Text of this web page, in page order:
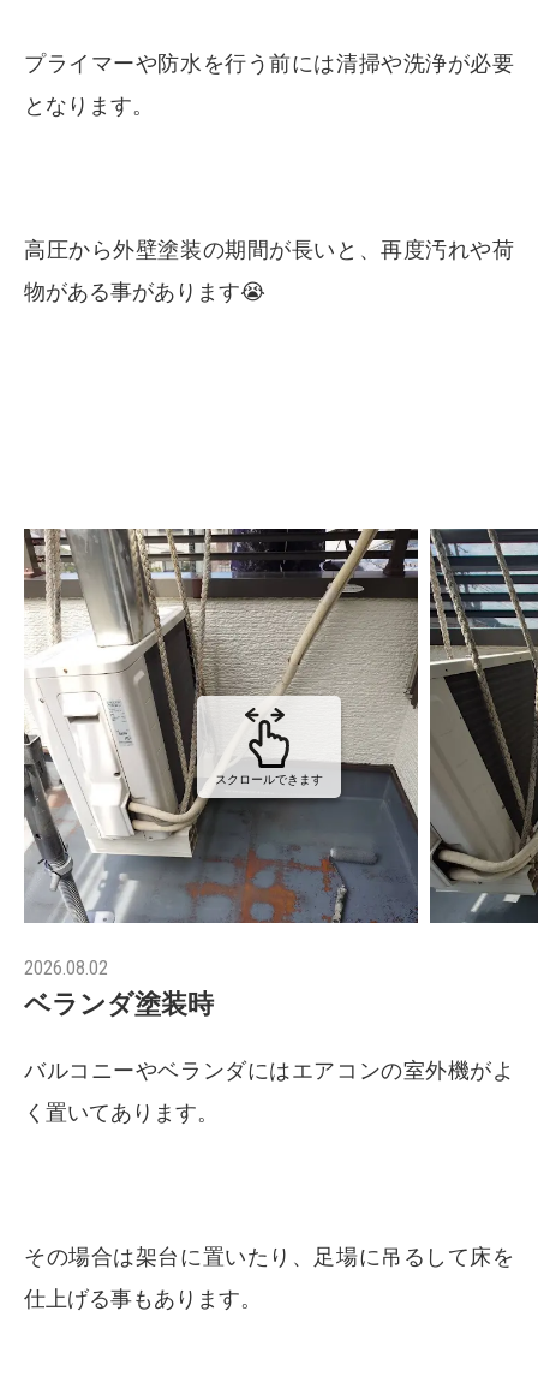
プライマーや防水を行う前には清掃や洗浄が必要
となります。
高圧から外壁塗装の期間が長いと、再度汚れや荷
物がある事があります😭
スクロールできます
2026.08.02
ベランダ塗装時
バルコニーやベランダにはエアコンの室外機がよ
く置いてあります。
その場合は架台に置いたり、足場に吊るして床を
仕上げる事もあります。